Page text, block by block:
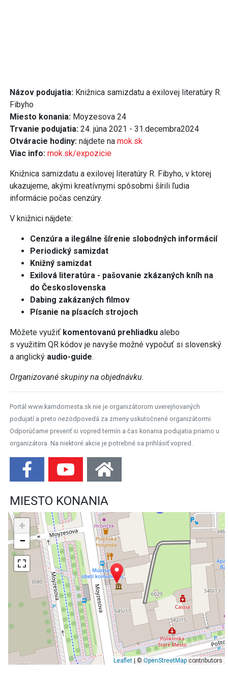
Názov podujatia: Knižnica samizdatu a exilovej literatúry R.
Fibyho
Miesto konania: Moyzesova 24
Trvanie podujatia: 24. júna 2021 - 31.decembra2024
Otváracie hodiny: nájdete na mok.sk
Viac info: mok.sk/expozicie
Knižnica samizdatu a exilovej literatúry R. Fibyho, v ktorej
ukazujeme, akými kreatívnymi spôsobmi šírili ľudia
informácie počas cenzúry.
V knižnici nájdete:
Cenzúra a ilegálne šírenie slobodných informácií
Periodický samizdat
Knižný samizdat
Exilová literatúra - pašovanie zkázaných kníh na
do Československa
Dabing zakázaných filmov
Písanie na písacích strojoch
Môžete využiť komentovanú prehliadku alebo
s využitím QR kódov je navyše možné vypočuť si slovenský
a anglický audio-guide.
Organizované skupiny na objednávku.
Portál www.kamdomesta.sk nie je organizátorom uverejňovaných
podujatí a preto nezodpovedá za zmeny uskutočnené organizátormi.
Odporúčame preveriť si vopred termín a čas konania podujatia priamo u
organizátora. Na niektoré akcie je potrebné sa prihlásiť vopred.
MIESTO KONANIA
+
−
Leaflet| ©OpenStreetMapcontributors